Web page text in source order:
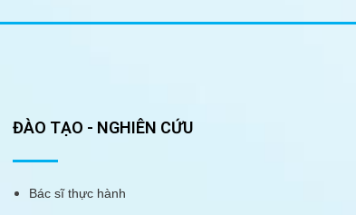
ĐÀO TẠO - NGHIÊN CỨU
Bác sĩ thực hành